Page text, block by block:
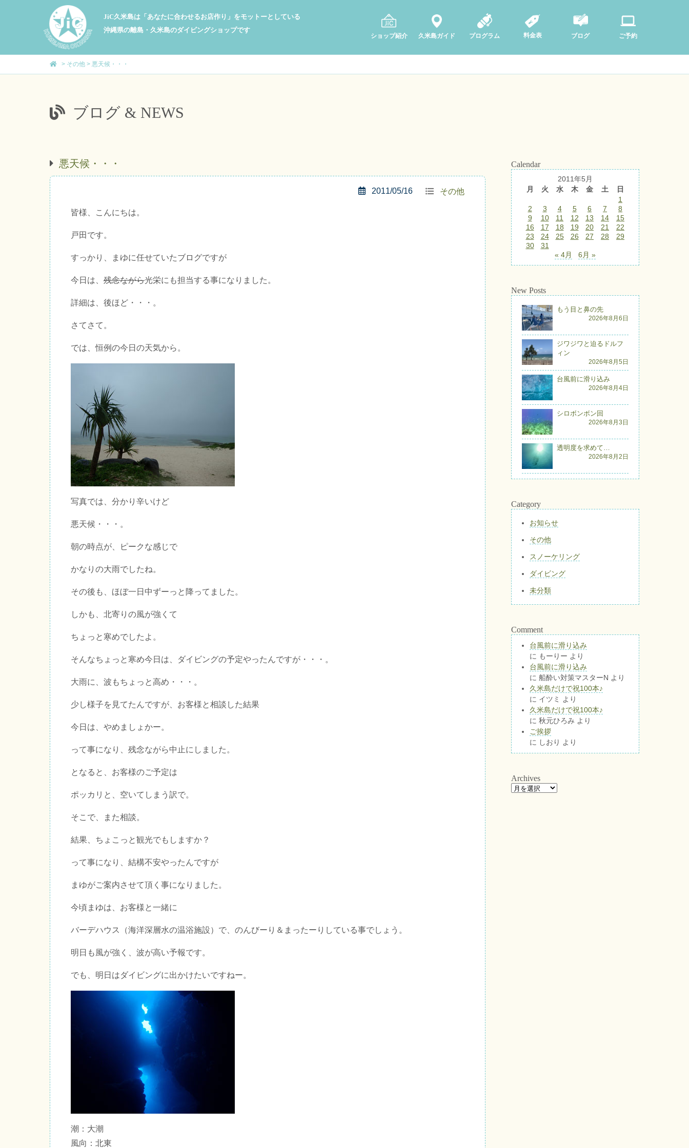
JiC久米島は「あなたに合わせるお店作り」をモットーとしている
沖縄県の離島・久米島のダイビングショップです
ショップ紹介 久米島ガイド プログラム 料金表 ブログ ご予約
> その他 > 悪天候・・・
ブログ & NEWS
悪天候・・・
その他
2011/05/16
皆様、こんにちは。
戸田です。
すっかり、まゆに任せていたブログですが
今日は、 残念ながら光栄にも担当する事になりました。
詳細は、後ほど・・・。
さてさて。
では、恒例の今日の天気から。
写真では、分かり辛いけど
悪天候・・・。
朝の時点が、ピークな感じで
かなりの大雨でしたね。
その後も、ほぼ一日中ずーっと降ってました。
しかも、北寄りの風が強くて
ちょっと寒めでしたよ。
そんなちょっと寒め今日は、ダイビングの予定やったんですが・・・。
大雨に、波もちょっと高め・・・。
少し様子を見てたんですが、お客様と相談した結果
今日は、やめましょかー。
って事になり、残念ながら中止にしました。
となると、お客様のご予定は
ポッカリと、空いてしまう訳で。
そこで、また相談。
結果、ちょこっと観光でもしますか？
って事になり、結構不安やったんですが
まゆがご案内させて頂く事になりました。
今頃まゆは、お客様と一緒に
バーデハウス（海洋深層水の温浴施設）で、のんびーり＆まったーりしている事でしょう。
明日も風が強く、波が高い予報です。
でも、明日はダイビングに出かけたいですねー。
潮：大潮
風向：北東
Calendar
2011年5月
月
火 水 木 金 土
日
1
2
3 4 5 6 7
8
9
10 11 12 13 14
15
16
17 18 19 20 21
22
23
24 25 26 27 28
29
30
31
« 4月
6月 »
New Posts
もう目と鼻の先
2026年8月6日
ジワジワと迫るドルフ
ィン
2026年8月5日
台風前に滑り込み
2026年8月4日
シロボンボン回
2026年8月3日
透明度を求めて…
2026年8月2日
Category
お知らせ
その他
スノーケリング
ダイビング
未分類
Comment
台風前に滑り込み
に もーりー より
台風前に滑り込み
に 船酔い対策マスターN より
久米島だけで祝100本♪
に イツミ
より
久米島だけで祝100本♪
に 秋元ひろみ より
ご挨拶
に しおり より
Archives